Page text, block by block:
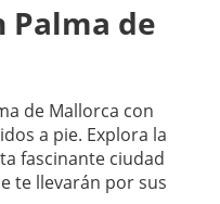
Palma de
de Mallorca con
a pie. Explora la
fascinante ciudad
te llevarán por sus